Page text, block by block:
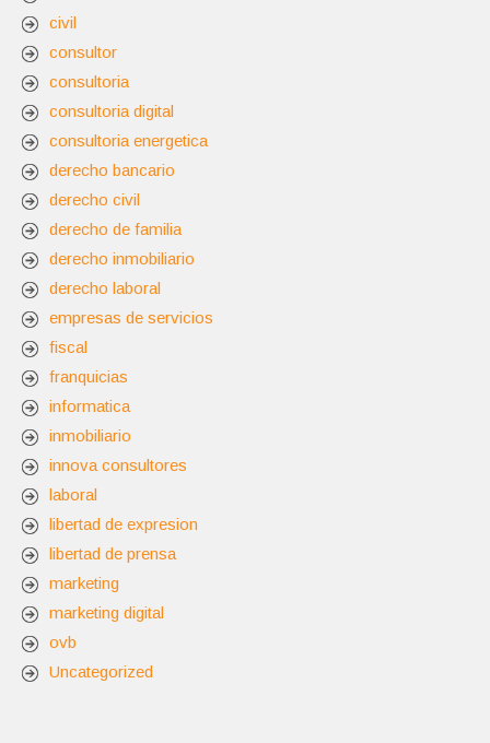
civil
consultor
consultoria
consultoria digital
consultoria energetica
derecho bancario
derecho civil
derecho de familia
derecho inmobiliario
derecho laboral
empresas de servicios
fiscal
franquicias
informatica
inmobiliario
innova consultores
laboral
libertad de expresion
libertad de prensa
marketing
marketing digital
ovb
Uncategorized